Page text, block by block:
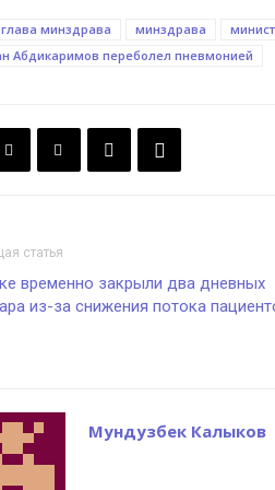
глава минздрава минздрава
Абдикаримов переболел пневмонией
статья
временно закрыли два дневных
из-за снижения потока
Мундузбек Калыков